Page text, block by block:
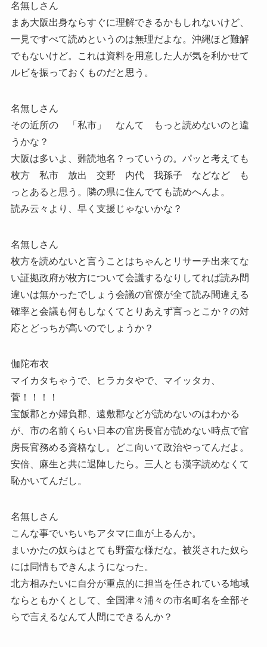
名無しさん
まあ大阪出身ならすぐに理解できるかもしれないけど、
一見ですべて読めというのは無理だよな。沖縄ほど難解
でもないけど。これは資料を用意した人が気を利かせて
ルビを振っておくものだと思う。
名無しさん
その近所の 「私市」 なんて もっと読めないのと違
うかな？
大阪は多いよ、難読地名？っていうの。パッと考えても
枚方 私市 放出 交野 内代 我孫子 などなど も
っとあると思う。隣の県に住んでても読めへんよ。
読み云々より、早く支援じゃないかな？
名無しさん
枚方を読めないと言うことはちゃんとリサーチ出来てな
い証拠政府が枚方について会議するなりしてれば読み間
違いは無かったでしょう会議の官僚が全て読み間違える
確率と会議も何もしなくてとりあえず言っとこか？の対
応とどっちが高いのでしょうか？
伽陀布衣
マイカタちゃうで、ヒラカタやで、マイッタカ、
菅！！！！
宝飯郡とか婦負郡、遠敷郡などが読めないのはわかる
が、市の名前くらい日本の官房長官が読めない時点で官
房長官務める資格なし。どこ向いて政治やってんだよ。
安倍、麻生と共に退陣したら。三人とも漢字読めなくて
恥かいてんだし。
名無しさん
こんな事でいちいちアタマに血が上るんか。
まいかたの奴らはとても野蛮な様だな。被災された奴ら
には同情もできんようになった。
北方相みたいに自分が重点的に担当を任されている地域
ならともかくとして、全国津々浦々の市名町名を全部そ
らで言えるなんて人間にできるんか？